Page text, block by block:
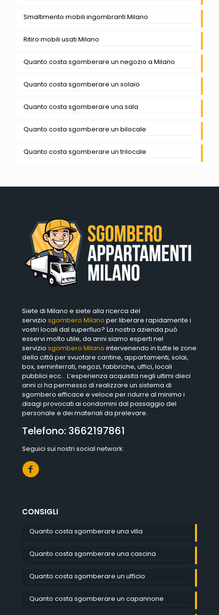
Smaltimento mobili ingombranti Milano
Ritiro mobili usati Milano
Quanto costa sgomberare un negozio a Milano
Quanto costa sgomberare un solaio
Quanto costa sgomberare una sala
Quanto costa sgomberare un bilocale
Quanto costa sgomberare un trilocale
Siete di Milano e siete alla ricerca del
servizio sgombero Milano per liberare rapidamente i
vostri locali dal superfluo? La nostra azienda può
esservi molto utile, da anni siamo esperti nel
servizio sgombero Milano intervenendo in tutte le zone
della città per svuotare cantine, appartamenti, solai,
box, seminterrati, negozi, fabbriche, uffici, locali
pubblici ecc… L’esperienza acquisita negli ultimi dieci
anni ci ha permesso di realizzare un sistema di
sgombero efficace e veloce per ridurre al minimo i
disagi provocati ai condomini dal passaggio del
personale e dei materiali da prelevare.
Telefono: 3662197861
Seguici sui nostri social network:
CONSIGLI
Quanto costa sgomberare una villa
Quanto costa sgomberare una cascina
Quanto costa sgomberare un ufficio
Quanto costa sgomberare un capannone